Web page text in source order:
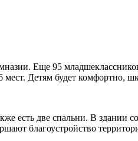
Еще 95
Детям будет комфортно,
две спальни. В здании
благоустройство